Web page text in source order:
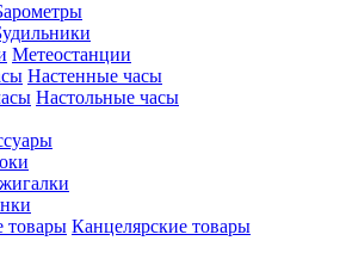
Метеостанции
Настенные часы
Настольные часы
Канцелярские товары